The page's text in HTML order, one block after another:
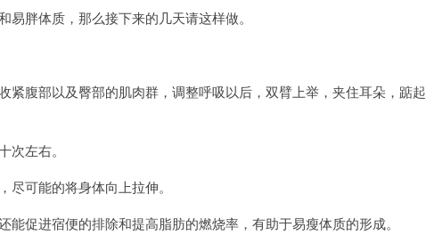
胖体质，那么接下来的几天请这样做。
紧腹部以及臀部的肌肉群，调整呼吸以后，双臂上举，夹住耳朵，踮起
次左右。
可能的将身体向上拉伸。
促进宿便的排除和提高脂肪的燃烧率，有助于易瘦体质的形成。